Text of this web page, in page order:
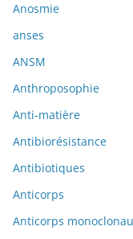
Anosmie
anses
ANSM
Anthroposophie
Anti-matière
Antibiorésistance
Antibiotiques
Anticorps
Anticorps